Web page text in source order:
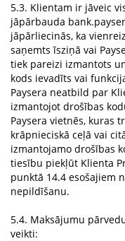
5.3. Klientam ir jāveic
jāpārbauda
jāpārliecinās, ka
saņemts īsziņā vai
tiek pareizi izmantots
kods ievadīts vai
Paysera neatbild par
izmantojot drošības
Paysera vietnēs, kuras
krāpnieciskā ceļā vai
izmantojamo drošības
tiesību piekļūt Klienta
punktā 14.4 esošajiem
nepildīšanu.
5.4. Maksājumu
veikti: